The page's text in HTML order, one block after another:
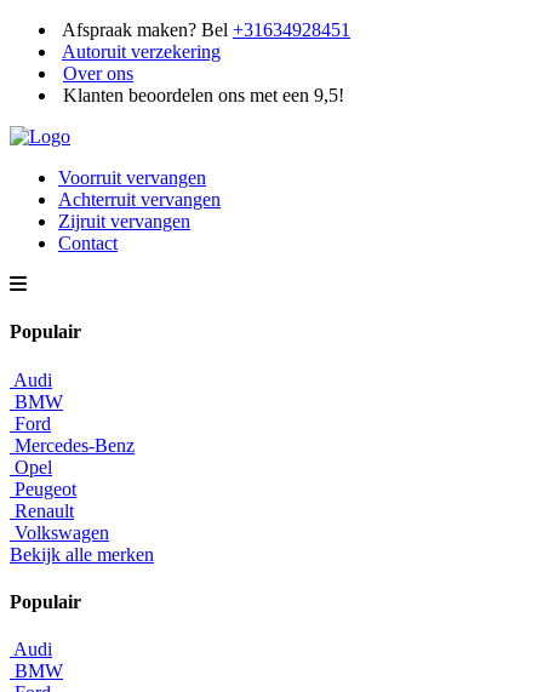
Afspraak maken? Bel +31634928451
Autoruit verzekering
Over ons
Klanten beoordelen ons met een 9,5!
Voorruit vervangen
Achterruit vervangen
Zijruit vervangen
Contact
Populair
Audi
BMW
Ford
Mercedes-Benz
Opel
Peugeot
Renault
Volkswagen
Bekijk alle merken
Populair
Audi
BMW